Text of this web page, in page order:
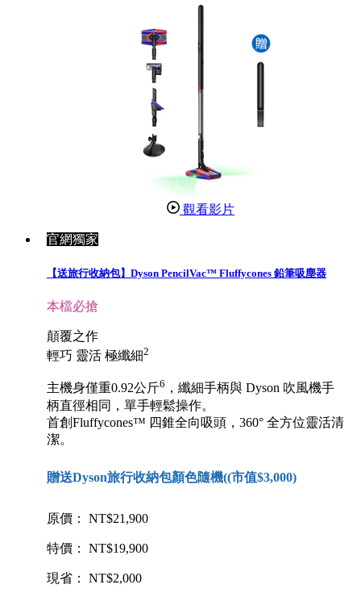
觀看影片
官網獨家
【送旅行收納包】Dyson PencilVac™ Fluffycones 鉛筆吸塵器
本檔必搶
顛覆之作
輕巧 靈活 極纖細2
主機身僅重0.92公斤6 ，纖細手柄與 Dyson 吹風機手
柄直徑相同，單手輕鬆操作。
首創Fluffycones™ 四錐全向吸頭，360° 全方位靈活清
潔。
贈送Dyson旅行收納包顏色隨機((市值$3,000)
原價： NT$21,900
特價： NT$19,900
現省： NT$2,000